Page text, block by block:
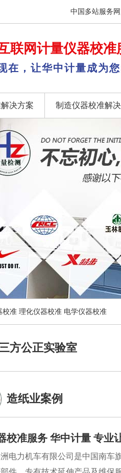
中国多站服务
联网计量仪器校准
在，让华中计量成为
决方案 制造仪器校准解
校准 理化仪器校准 电学仪器校准
方公正实验室
造纸业案例
校准服务 华中计量 专业
电力机车有限公司是中国南车